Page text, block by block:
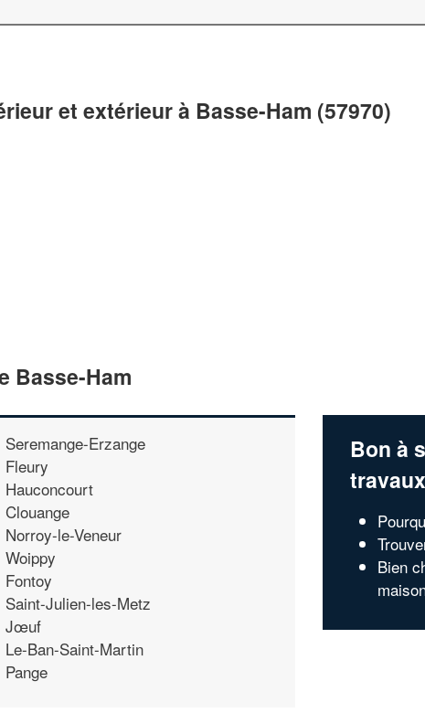
et extérieur à Basse-Ham (57970)
Basse-Ham
Seremange-Erzange
Fleury
Hauconcourt
Clouange
Norroy-le-Veneur
Woippy
Fontoy
Saint-Julien-les-Metz
Jœuf
Le-Ban-Saint-Martin
Pange
Bon à
travaux
Bien